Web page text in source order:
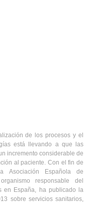
de los procesos y el
está llevando a que las
incremento considerable de
al paciente. Con el fin de
Asociación Española de
responsable del
en España, ha publicado la
sobre servicios sanitarios,